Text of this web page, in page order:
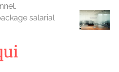
salarial